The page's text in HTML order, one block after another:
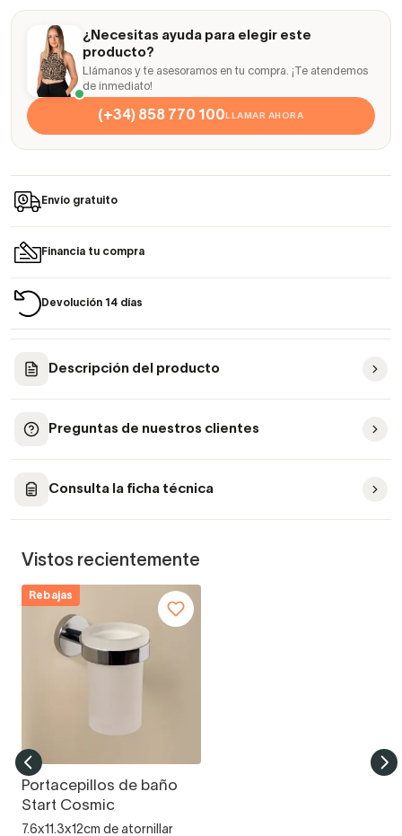
¿Necesitas ayuda para elegir este
producto?
Llámanos y te asesoramos en tu compra. ¡Te atendemos
de inmediato!
(+34) 858 770 100LLAMAR AHORA
Envío gratuito
Financia tu compra
Devolución 14 días
Descripción del producto
Preguntas de nuestros clientes
Consulta la ficha técnica
Vistos recientemente
Rebajas
Portacepillos de baño
Start Cosmic
7.6x11.3x12cm de atornillar